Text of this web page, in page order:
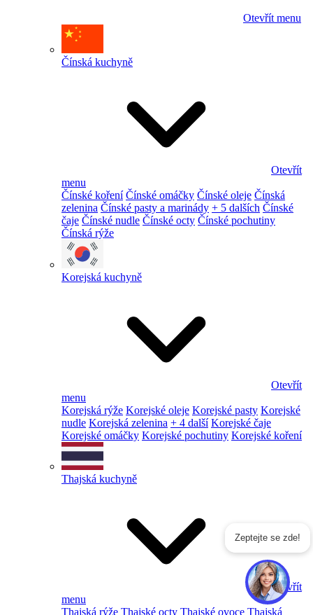
Otevřít menu
Čínská kuchyně
Otevřít
menu
Čínské koření Čínské omáčky Čínské oleje Čínská
zelenina Čínské pasty a marinády + 5 dalších Čínské
čaje Čínské nudle Čínské octy Čínské pochutiny
Čínská rýže
Korejská kuchyně
Otevřít
menu
Korejská rýže Korejské oleje Korejské pasty Korejské
nudle Korejská zelenina + 4 další Korejské čaje
Korejské omáčky Korejské pochutiny Korejské koření
Thajská kuchyně
Otevřít
menu
Thajská rýže Thajské octy Thajské ovoce Thajská
Zeptejte se zde!